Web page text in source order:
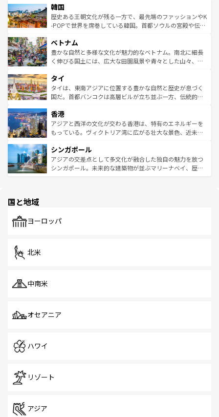
はコンテンツ一覧
いる。アクティビティも充実しており、サーフィンやダイ
ビング、ハイキングなど、アウトドア好きにはたまらな
い。オーストラリアの多彩な魅力を存分に味わいつくそ
参照してほしい。
ン）、静ひつな山岳地帯である台湾東部など、都市の喧騒
と山間の静けさが共存しており、訪れる人に新しい発見と
驚きをもたらしてくれる。また、奥深い台湾の食文化も魅
容にもいいと評判のスイーツなど、バラエティ豊かな料理
が味わえる。 なお、新着の台湾情報は コンテンツ一覧を参
照してほしい。
韓国
歴史ある王朝文化が残る一方で、最先端のファッションやK
-POPで世界を席巻している韓国。首都ソウルの宮殿や伝統
き、地方に足を延ばせば四季折々の自然美を楽しむことが
できる。そして、キムチや焼肉、絶品のストリートフード
まで、さまざまな韓国料理が待っている。夜には、韓国な
リティに包まれながら、韓国の多彩な魅力を心ゆくまで味
わってみてほしい。 なお、新着の韓国情報はコンテンツ一
覧を参照してほしい。
ベトナム
豊かな自然と多様な文化が魅力的なベトナム。南北に細長
く伸びる国土には、広大な田園風景や青々とした山々、世
急速な発展と共に伝統が息づく。ハノイの古い町並みやホ
ーチミン市のフランス統治時代の建物も、独特の雰囲気を
醸し出している。また、バラエティの豊かさとおいしさで
とつ。フォーやバインミー、ベトナムコーヒーなどは、ぜ
ひ現地で味わいたい。どの地域を訪れてもあたたかい人々
が旅行者を迎えてくれるので、きっと忘れられない旅にな
参照してほしい。
タイ
タイは、東南アジアに位置する豊かな自然と歴史が息づく
国だ。首都バンコクは高層ビルが立ち並ぶ一方、伝統的な
の活気が交差している。北部ではチェンマイなどの山岳地
帯で自然と触れ合い、南部ではプーケットやクラビの美し
いビーチでリゾート気分を楽しむことができる。タイ料理
激する。気候は一年中温暖で、どの季節にも異なる楽しみ
が待っている。親しみやすいタイの人々、仏教を中心とし
た文化、そして多様な観光資源が、訪れる旅人を魅了し続
香港
アジアと西洋の文化が交わる香港は、特有のエネルギーを
もっている。ヴィクトリア湾に広がる壮大な景色、近未来
み、どこを訪れても感動するはず。観光スポットが密集し
ており、効率よく見どころを回れるのも魅力。息をのむよ
うな絶景から文化的な体験まで、香港を存分に楽しみ尽く
シンガポール
アジアの交差点として多文化が融合した独自の魅力を放つ
シンガポール。未来的な建築物が並ぶマリーナベイ、歴史
で、ホーカーズは地元の風情を楽しめる外せないスポット
国と地域
ヨーロッパ
北米
中南米
オセアニア
ハワイ
リゾート
アジア